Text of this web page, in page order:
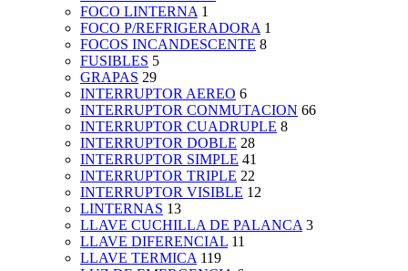
FOCO LINTERNA 1
FOCO P/REFRIGERADORA 1
FOCOS INCANDESCENTE 8
FUSIBLES 5
GRAPAS 29
INTERRUPTOR AEREO 6
INTERRUPTOR CONMUTACION 66
INTERRUPTOR CUADRUPLE 8
INTERRUPTOR DOBLE 28
INTERRUPTOR SIMPLE 41
INTERRUPTOR TRIPLE 22
INTERRUPTOR VISIBLE 12
LINTERNAS 13
LLAVE CUCHILLA DE PALANCA 3
LLAVE DIFERENCIAL 11
LLAVE TERMICA 119